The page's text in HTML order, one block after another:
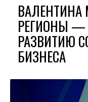
ВАЛЕНТИНА
РЕГИОНЫ
РАЗВИТИЮ
БИЗНЕСА